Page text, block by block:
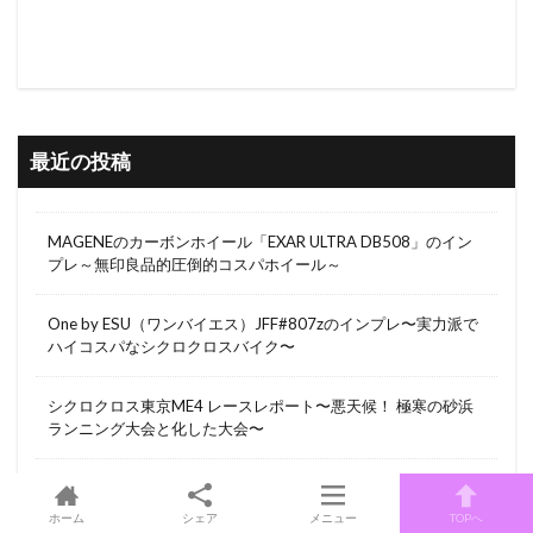
最近の投稿
MAGENEのカーボンホイール「EXAR ULTRA DB508」のイン
プレ～無印良品的圧倒的コスパホイール～
One by ESU（ワンバイエス）JFF#807zのインプレ〜実力派で
ハイコスパなシクロクロスバイク〜
シクロクロス東京ME4 レースレポート〜悪天候！ 極寒の砂浜
ランニング大会と化した大会〜
閃光のハサウェイ キルケーの魔女 IMAX鑑賞〜「ガンダム映
画」を超え「映画」として傑作の域へ〜そしてケリア・デース
ホーム シェア メニュー TOPへ